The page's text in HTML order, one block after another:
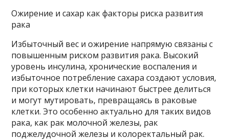
Ожирение и сахар как факторы риска развития
рака
Избыточный вес и ожирение напрямую связаны с
повышенным риском развития рака. Высокий
уровень инсулина, хронические воспаления и
избыточное потребление сахара создают условия,
при которых клетки начинают быстрее делиться
и могут мутировать, превращаясь в раковые
клетки. Это особенно актуально для таких видов
рака, как рак молочной железы, рак
поджелудочной железы и колоректальный рак.